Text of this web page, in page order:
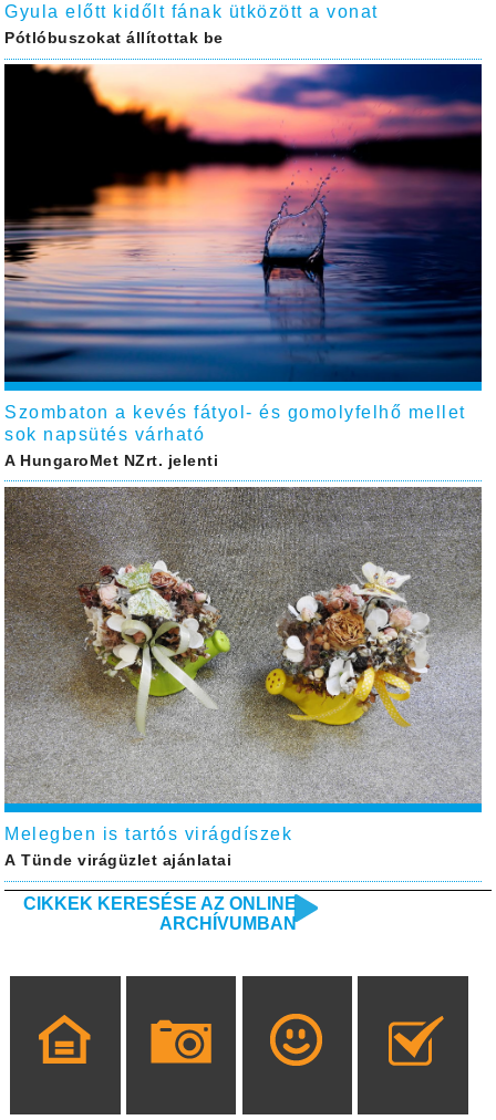
Gyula előtt kidőlt fának ütközött a vonat
Pótlóbuszokat állítottak be
Szombaton a kevés fátyol- és gomolyfelhő mellet
sok napsütés várható
A HungaroMet NZrt. jelenti
Melegben is tartós virágdíszek
A Tünde virágüzlet ajánlatai
CIKKEK KERESÉSE AZ ONLINE
ARCHÍVUMBAN